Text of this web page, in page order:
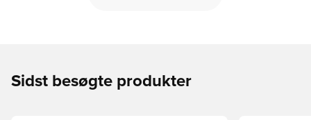
Sidst besøgte produkter